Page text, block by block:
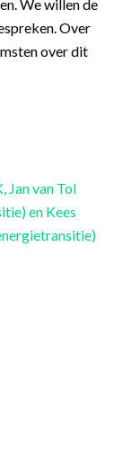
We willen de
Over
over dit
Jan van Tol
en Kees